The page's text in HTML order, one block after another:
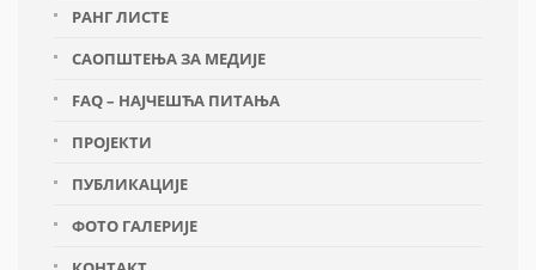
РАНГ ЛИСТЕ
САОПШТЕЊА ЗА МЕДИЈЕ
FAQ – НАЈЧЕШЋА ПИТАЊА
ПРОЈЕКТИ
ПУБЛИКАЦИЈЕ
ФОТО ГАЛЕРИЈЕ